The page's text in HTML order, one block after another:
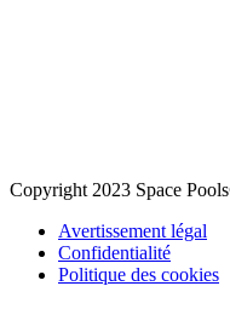
Copyright 2023 Space
Avertissement légal
Confidentialité
Politique des cookies